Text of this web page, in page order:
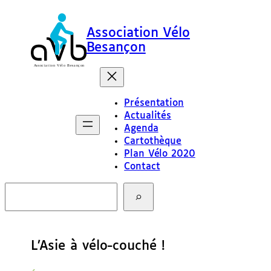
Association Vélo
Besançon
Présentation
Actualités
Agenda
Cartothèque
Plan Vélo 2020
Contact
c
L’Asie à vélo-couché !